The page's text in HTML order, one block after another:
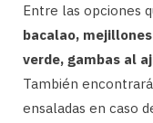
Entre las opciones
bacalao,
verde, gambas al
También
ensaladas en caso